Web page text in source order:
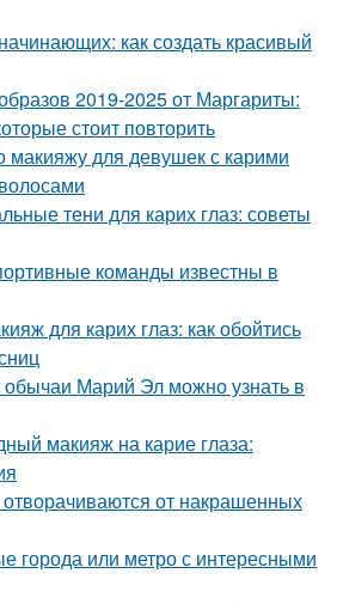
как создать красивый
2019-2025 от Маргариты:
стоит повторить
макияжу для девушек с карими
тени для карих глаз: советы
команды известны в
для карих глаз: как обойтись
обычаи Марий Эл можно узнать в
макияж на карие глаза:
от накрашенных
города или метро с интересными